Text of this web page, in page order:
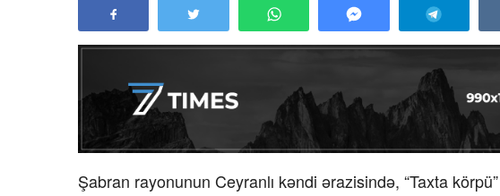
Şabran rayonunun Ceyranlı kəndi ərazisində, “Taxta körpü”